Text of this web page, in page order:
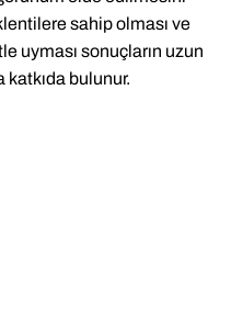
sahip olması ve
uyması sonuçların uzun
katkıda bulunur.